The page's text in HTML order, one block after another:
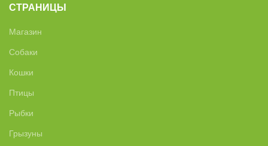
СТРАНИЦЫ
Магазин
Собаки
Кошки
Птицы
Рыбки
Грызуны